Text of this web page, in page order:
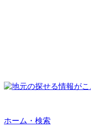
ホーム・検索